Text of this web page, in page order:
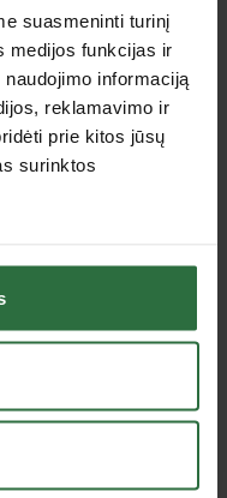
suasmeninti turinį
medijos funkcijas ir
informaciją
reklamavimo ir
prie kitos jūsų
surinktos
80000 aps./min.
24 mėn.
110 W
5 mm
Tiesiniai šlifuokliai